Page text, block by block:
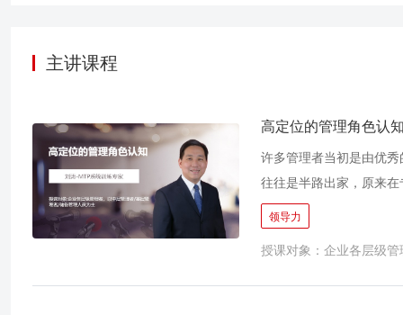
主讲课程
高定位的管理角色认
许多管理者当初是由优
往往是半路出家，原来
提拔到管理岗位后，不
一件事情，现在要负责
级指导。 企业就像个舞
就在于这些演员是否能
领导力
授课对象：企业各层级